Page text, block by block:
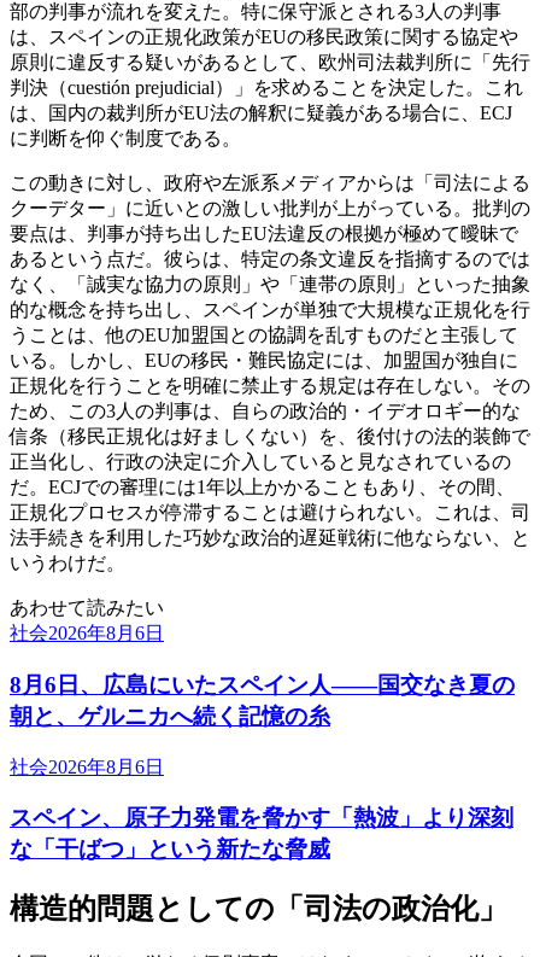
部の判事が流れを変えた。特に保守派とされる3人の判事
は、スペインの正規化政策がEUの移民政策に関する協定や
原則に違反する疑いがあるとして、欧州司法裁判所に「先行
判決（cuestión prejudicial）」を求めることを決定した。これ
は、国内の裁判所がEU法の解釈に疑義がある場合に、ECJ
に判断を仰ぐ制度である。
この動きに対し、政府や左派系メディアからは「司法による
クーデター」に近いとの激しい批判が上がっている。批判の
要点は、判事が持ち出したEU法違反の根拠が極めて曖昧で
あるという点だ。彼らは、特定の条文違反を指摘するのでは
なく、「誠実な協力の原則」や「連帯の原則」といった抽象
的な概念を持ち出し、スペインが単独で大規模な正規化を行
うことは、他のEU加盟国との協調を乱すものだと主張して
いる。しかし、EUの移民・難民協定には、加盟国が独自に
正規化を行うことを明確に禁止する規定は存在しない。その
ため、この3人の判事は、自らの政治的・イデオロギー的な
信条（移民正規化は好ましくない）を、後付けの法的装飾で
正当化し、行政の決定に介入していると見なされているの
だ。ECJでの審理には1年以上かかることもあり、その間、
正規化プロセスが停滞することは避けられない。これは、司
法手続きを利用した巧妙な政治的遅延戦術に他ならない、と
いうわけだ。
あわせて読みたい
社会2026年8月6日
8月6日、広島にいたスペイン人――国交なき夏の
朝と、ゲルニカへ続く記憶の糸
社会2026年8月6日
スペイン、原子力発電を脅かす「熱波」より深刻
な「干ばつ」という新たな脅威
構造的問題としての「司法の政治化」